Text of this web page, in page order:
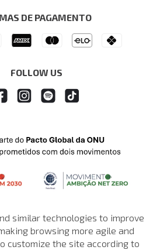
similar technologies to improve
browsing more agile and
customize the site according to
DE PAGAMENTO
FOLLOW US